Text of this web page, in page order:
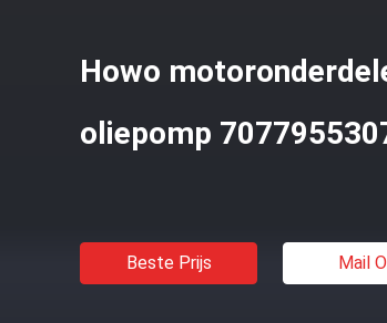
Howo
oliepomp
Beste Prijs Mail